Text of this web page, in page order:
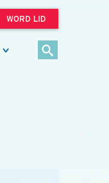
WORD LID